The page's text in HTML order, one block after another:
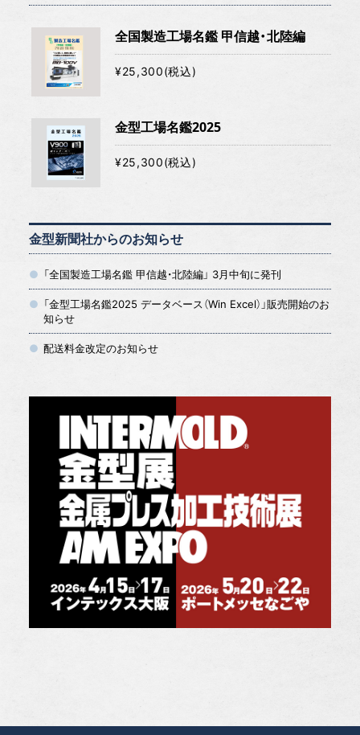
全国製造工場名鑑 甲信越・北陸編
¥25,300(税込)
金型工場名鑑2025
¥25,300(税込)
金型新聞社からのお知らせ
「全国製造工場名鑑 甲信越・北陸編」 3月中旬に発刊
「金型工場名鑑2025 データベース（Win Excel）」販売開始のお
知らせ
配送料金改定のお知らせ